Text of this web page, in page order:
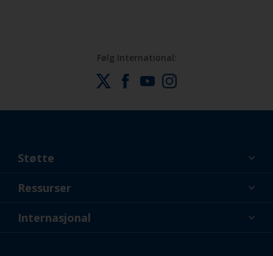
Følg International:
Støtte
Om oss
Ressurser
Nyheter
Internasjonal